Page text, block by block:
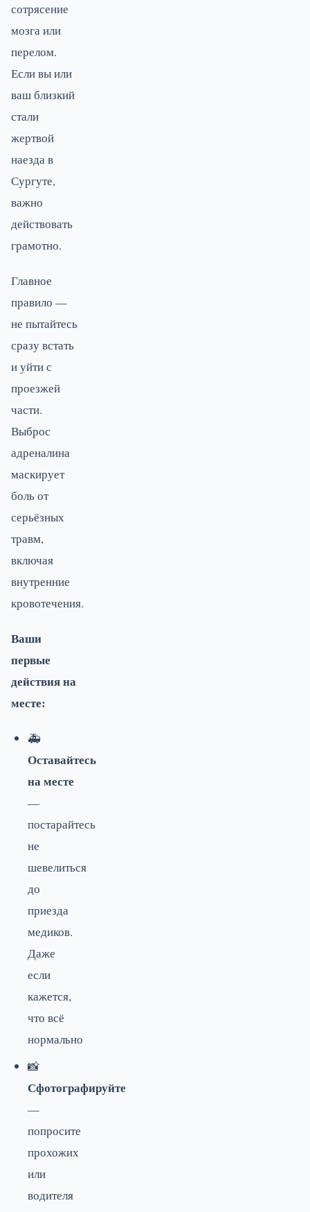
сотрясение
мозга или
перелом.
Если вы или
ваш близкий
стали
жертвой
наезда в
Сургуте,
важно
действовать
грамотно.
Главное
правило —
не пытайтесь
сразу встать
и уйти с
проезжей
части.
Выброс
адреналина
маскирует
боль от
серьёзных
травм,
включая
внутренние
кровотечения.
Ваши
первые
действия на
месте:
🚑
Оставайтесь
на месте
—
постарайтесь
не
шевелиться
до
приезда
медиков.
Даже
если
кажется,
что всё
нормально
📸
Сфотографируйте
—
попросите
прохожих
или
водителя